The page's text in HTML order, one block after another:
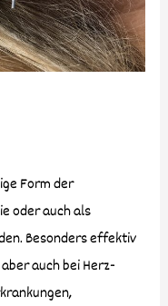
Form der
oder auch als
Besonders effektiv
auch bei Herz-